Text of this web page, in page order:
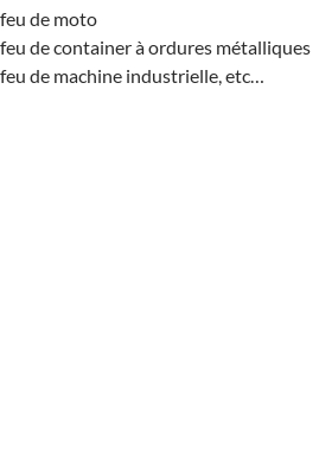
de moto
de container à ordures métalliques
de machine industrielle, etc…